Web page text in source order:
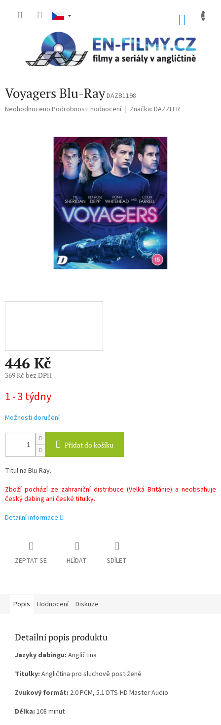
Voyagers Blu-RayDAZB1198
Průměrné
Neohodnoceno Podrobnosti hodnocení Značka: DAZZLER
446 Kč
369 Kč bez DPH
cena:
1 - 3 týdny
Možnosti doručení
Přidat do košíku
Titul na Blu-Ray.
Zboží pochází ze zahraniční distribuce (Velká Británie) a neobsahuje
český dabing ani české titulky.
Detailní informace
ZEPTAT SE HLÍDAT SDÍLET
Popis Hodnocení Diskuze
Detailní popis produktu
Jazyky dabingu: Angličtina
Titulky: Angličtina pro sluchově postižené
Zvukový formát: 2.0 PCM, 5.1 DTS-HD Master Audio
Délka: 108 minut